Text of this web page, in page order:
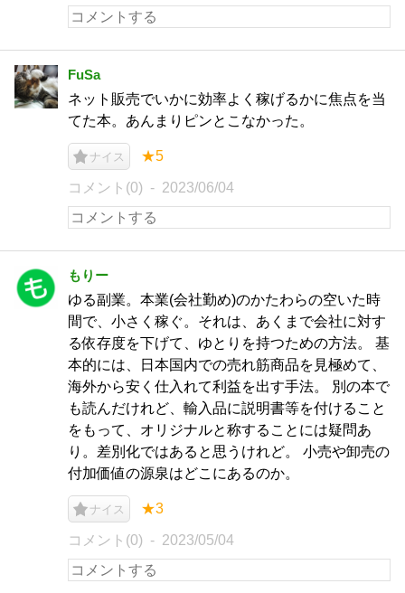
FuSa
ネット販売でいかに効率よく稼げるかに焦点を当
てた本。あんまりピンとこなかった。
ナイス ★5
コメント(0) 2023/06/04
もりー
ゆる副業。本業(会社勤め)のかたわらの空いた時
間で、小さく稼ぐ。それは、あくまで会社に対す
る依存度を下げて、ゆとりを持つための方法。 基
本的には、日本国内での売れ筋商品を見極めて、
海外から安く仕入れて利益を出す手法。 別の本で
も読んだけれど、輸入品に説明書等を付けること
をもって、オリジナルと称することには疑問あ
り。差別化ではあると思うけれど。 小売や卸売の
付加価値の源泉はどこにあるのか。
ナイス ★3
コメント(0) 2023/05/04